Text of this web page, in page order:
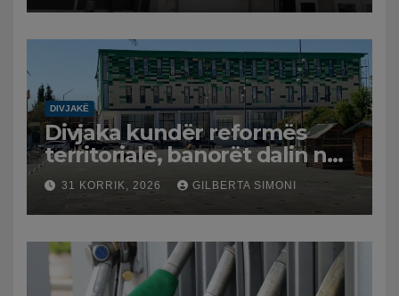
DIVJAKË
Divjaka kundër reformës
territoriale, banorët dalin në
protestë.
31 KORRIK, 2026 GILBERTA SIMONI